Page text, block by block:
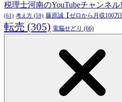
税理士河南のYouTubeチャンネル!
(61) 考え方 (59) 藤原誠【ゼロから月収100万
転売 (305) 電脳せどり (66)